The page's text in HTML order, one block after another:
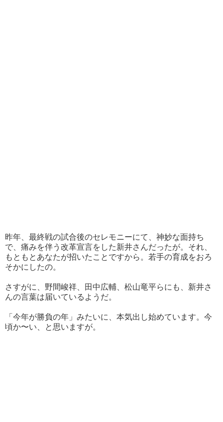
昨年、最終戦の試合後のセレモニーにて、神妙な面持ち
で、痛みを伴う改革宣言をした新井さんだったが。それ、
もともとあなたが招いたことですから。若手の育成をおろ
そかにしたの。
さすがに、野間峻祥、田中広輔、松山竜平らにも、新井さ
んの言葉は届いているようだ。
「今年が勝負の年」みたいに、本気出し始めています。今
頃か〜い、と思いますが。